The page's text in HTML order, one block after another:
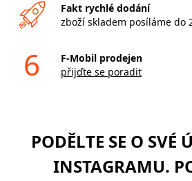
Fakt rychlé dodání
zboží skladem posíláme do
6
F-Mobil prodejen
přijďte se poradit
PODĚLTE SE O SVÉ
INSTAGRAMU.